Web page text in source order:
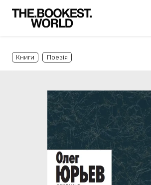
Книги Поезія